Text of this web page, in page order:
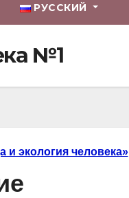
РУССКИЙ
№1
и экология человека»